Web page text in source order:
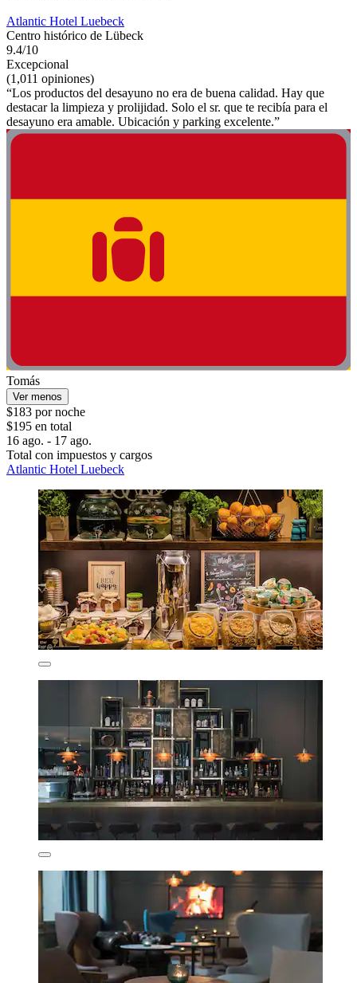
Atlantic Hotel Luebeck
Centro histórico de Lübeck
9.4/10
Excepcional
(1,011 opiniones)
“Los productos del desayuno no era de buena calidad. Hay que
destacar la limpieza y prolijidad. Solo el sr. que te recibía para el
desayuno era amable. Ubicación y parking excelente.”
Tomás
Ver menos
$183 por noche
$195 en total
16 ago. - 17 ago.
Total con impuestos y cargos
Atlantic Hotel Luebeck